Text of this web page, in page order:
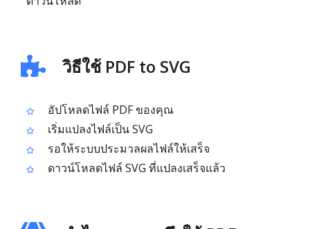
วิธีใช้ PDF to SVG
อัปโหลดไฟล์ PDF ของคุณ
เริ่มแปลงไฟล์เป็น SVG
รอให้ระบบประมวลผลไฟล์ให้เสร็จ
ดาวน์โหลดไฟล์ SVG ที่แปลงเสร็จแล้ว